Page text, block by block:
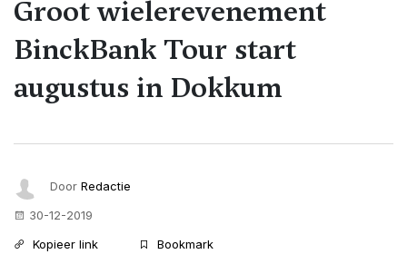
Groot wielerevenement
BinckBank Tour start
augustus in Dokkum
Door Redactie
30-12-2019
Kopieer link
Bookmark